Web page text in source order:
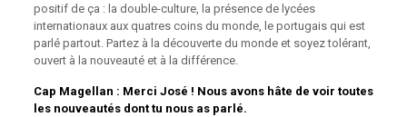
positif de ça : la double-culture, la présence de lycées
internationaux aux quatres coins du monde, le portugais qui est
parlé partout. Partez à la découverte du monde et soyez tolérant,
ouvert à la nouveauté et à la différence.
Cap Magellan : Merci José ! Nous avons hâte de voir toutes
les nouveautés dont tu nous as parlé.